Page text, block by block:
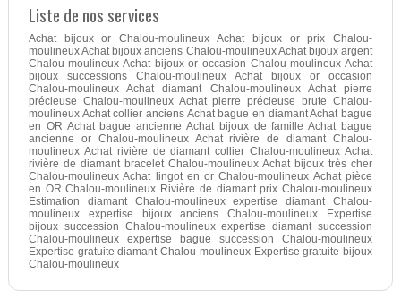
Liste de nos services
Achat bijoux or Chalou-moulineux Achat bijoux or prix Chalou-
moulineux Achat bijoux anciens Chalou-moulineux Achat bijoux argent
Chalou-moulineux Achat bijoux or occasion Chalou-moulineux Achat
bijoux successions Chalou-moulineux Achat bijoux or occasion
Chalou-moulineux Achat diamant Chalou-moulineux Achat pierre
précieuse Chalou-moulineux Achat pierre précieuse brute Chalou-
moulineux Achat collier anciens Achat bague en diamant Achat bague
en OR Achat bague ancienne Achat bijoux de famille Achat bague
ancienne or Chalou-moulineux Achat rivière de diamant Chalou-
moulineux Achat rivière de diamant collier Chalou-moulineux Achat
rivière de diamant bracelet Chalou-moulineux Achat bijoux très cher
Chalou-moulineux Achat lingot en or Chalou-moulineux Achat pièce
en OR Chalou-moulineux Rivière de diamant prix Chalou-moulineux
Estimation diamant Chalou-moulineux expertise diamant Chalou-
moulineux expertise bijoux anciens Chalou-moulineux Expertise
bijoux succession Chalou-moulineux expertise diamant succession
Chalou-moulineux expertise bague succession Chalou-moulineux
Expertise gratuite diamant Chalou-moulineux Expertise gratuite bijoux
Chalou-moulineux